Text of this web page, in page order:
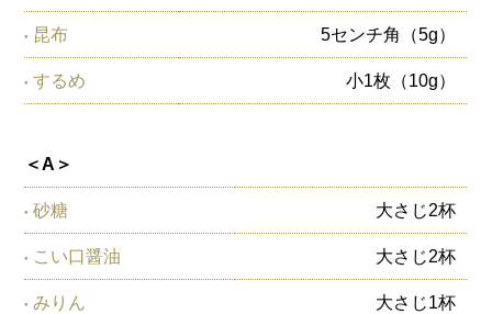
昆布 5センチ角（5g）
するめ 小1枚（10g）
＜A＞
砂糖 大さじ2杯
こい口醤油 大さじ2杯
みりん 大さじ1杯